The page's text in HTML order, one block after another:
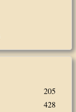
205
428